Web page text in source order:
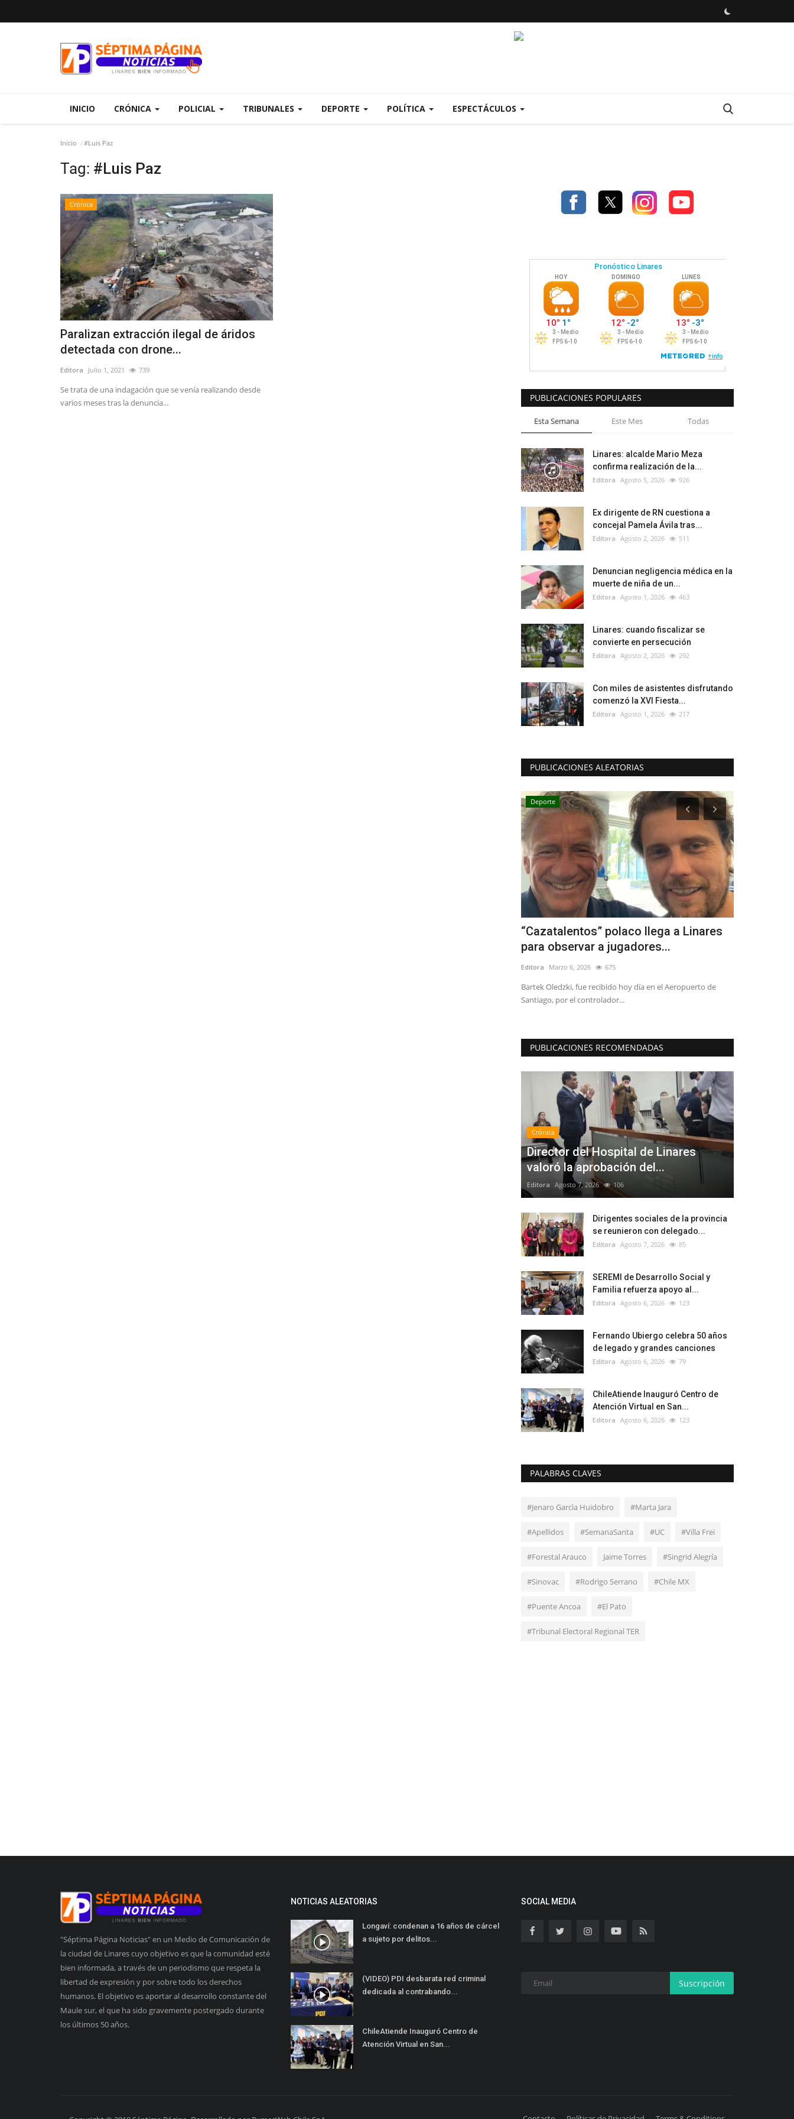
INICIO CRÓNICA POLICIAL TRIBUNALES DEPORTE POLÍTICA ESPECTÁCULOS
Inicio #Luis Paz
Tag: #Luis Paz
Crónica
Paralizan extracción ilegal de áridos
detectada con drone...
Editora Julio 1, 2021 739
Se trata de una indagación que se venía realizando desde
varios meses tras la denuncia...
PUBLICACIONES POPULARES
Esta Semana Este Mes Todas
Linares: alcalde Mario Meza
confirma realización de la...
Editora Agosto 5, 2026 926
Ex dirigente de RN cuestiona a
concejal Pamela Ávila tras...
Editora Agosto 2, 2026 511
Denuncian negligencia médica en la
muerte de niña de un...
Editora Agosto 1, 2026 463
Linares: cuando fiscalizar se
convierte en persecución
Editora Agosto 2, 2026 292
Con miles de asistentes disfrutando
comenzó la XVI Fiesta...
Editora Agosto 1, 2026 217
PUBLICACIONES ALEATORIAS
Deporte
“Cazatalentos” polaco llega a Linares
para observar a jugadores...
Editora Marzo 6, 2026 675
Bartek Oledzki, fue recibido hoy día en el Aeropuerto de
Santiago, por el controlador...
PUBLICACIONES RECOMENDADAS
Crónica
Director del Hospital de Linares
valoró la aprobación del...
Editora Agosto 7, 2026 106
Dirigentes sociales de la provincia
se reunieron con delegado...
Editora Agosto 7, 2026 85
SEREMI de Desarrollo Social y
Familia refuerza apoyo al...
Editora Agosto 6, 2026 123
Fernando Ubiergo celebra 50 años
de legado y grandes canciones
Editora Agosto 6, 2026 79
ChileAtiende Inauguró Centro de
Atención Virtual en San...
Editora Agosto 6, 2026 123
PALABRAS CLAVES
#Jenaro Garcìa Huidobro #Marta Jara
#Apellidos #SemanaSanta #UC #Villa Frei
#Forestal Arauco Jaime Torres #Singrid Alegría
#Sinovac #Rodrigo Serrano #Chile MX
#Puente Ancoa #El Pato
#Tribunal Electoral Regional TER
"Séptima Página Noticias" en un Medio de Comunicación de
la ciudad de Linares cuyo objetivo es que la comunidad esté
bien informada, a través de un periodismo que respeta la
libertad de expresión y por sobre todo los derechos
humanos. El objetivo es aportar al desarrollo constante del
Maule sur, el que ha sido gravemente postergado durante
los últimos 50 años.
NOTICIAS ALEATORIAS
Longaví: condenan a 16 años de cárcel
a sujeto por delitos...
(VIDEO) PDI desbarata red criminal
dedicada al contrabando...
ChileAtiende Inauguró Centro de
Atención Virtual en San...
SOCIAL MEDIA
Suscripción